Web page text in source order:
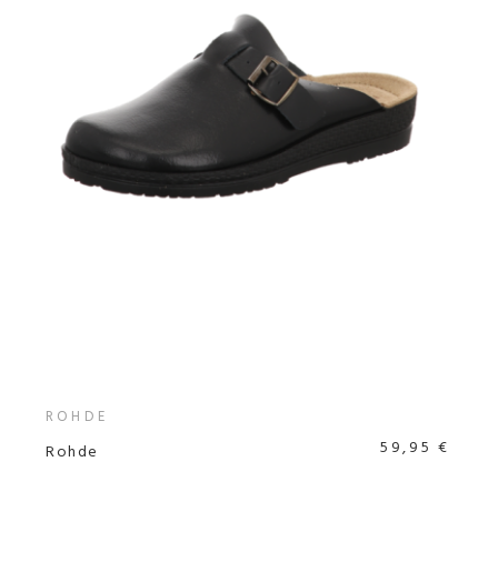
ROHDE
Rohde 59,95 €